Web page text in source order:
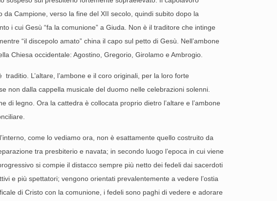
Campione, verso la fine del XII secolo, quindi subito dopo la
i cui Gesù “fa la comunione” a Giuda. Non è il traditore che intinge
“il discepolo amato” china il capo sul petto di Gesù. Nell’ambone
Chiesa occidentale: Agostino, Gregorio, Girolamo e Ambrogio.
L’altare, l’ambone e il coro originali, per la loro forte
non dalla cappella musicale del duomo nelle celebrazioni solenni.
di legno. Ora la cattedra è collocata proprio dietro l’altare e l’ambone
come lo vediamo ora, non è esattamente quello costruito da
tra presbiterio e navata; in secondo luogo l’epoca in cui viene
si compie il distacco sempre più netto dei fedeli dai sacerdoti
e più spettatori; vengono orientati prevalentemente a vedere l’ostia
di Cristo con la comunione, i fedeli sono paghi di vedere e adorare